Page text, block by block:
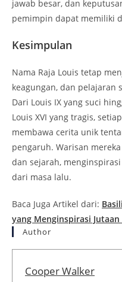
jawab besar, dan
pemimpin dapat memiliki
Kesimpulan
Nama Raja Louis tetap
keagungan, dan pelajaran
Dari Louis IX yang suci
Louis XVI yang tragis,
membawa cerita unik
pengaruh. Warisan
dan sejarah,
dari masa lalu.
Baca Juga Artikel dari:
yang Menginspirasi
Author
Cooper Walker